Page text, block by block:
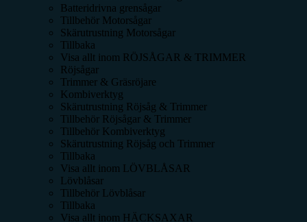
Batteridrivna grensågar
Tillbehör Motorsågar
Skärutrustning Motorsågar
Tillbaka
Visa allt inom RÖJSÅGAR & TRIMMER
Röjsågar
Trimmer & Gräsröjare
Kombiverktyg
Skärutrustning Röjsåg & Trimmer
Tillbehör Röjsågar & Trimmer
Tillbehör Kombiverktyg
Skärutrustning Röjsåg och Trimmer
Tillbaka
Visa allt inom LÖVBLÅSAR
Lövblåsar
Tillbehör Lövblåsar
Tillbaka
Visa allt inom HÄCKSAXAR